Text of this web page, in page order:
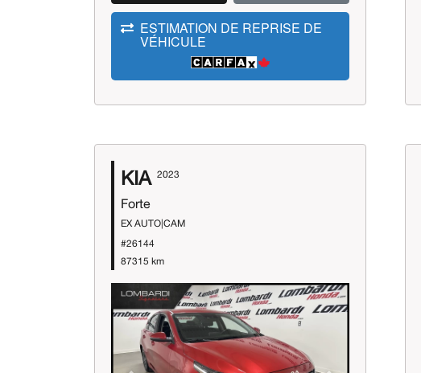
ESTIMATION DE REPRISE DE
VÉHICULE
KIA 2023
Forte
EX AUTO|CAM
#26144
87315 km